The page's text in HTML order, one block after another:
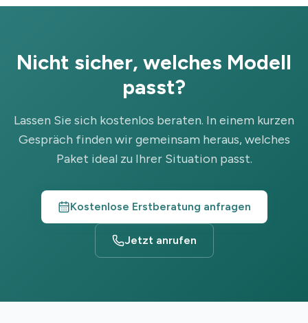
Nicht sicher, welches Modell
passt?
Lassen Sie sich kostenlos beraten. In einem kurzen
Gespräch finden wir gemeinsam heraus, welches
Paket ideal zu Ihrer Situation passt.
Kostenlose Erstberatung anfragen
Jetzt anrufen